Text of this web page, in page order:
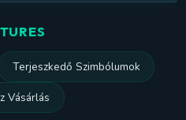
Terjeszkedő Szimbólumok
Vásárlás